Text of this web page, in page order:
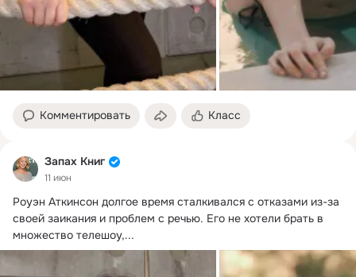
Комментировать Класс
Запах Книг
11 июн
Роуэн Аткинсон долгое время сталкивался с отказами из-за
своей заикания и проблем с речью. Его не хотели брать в
множество телешоу,...